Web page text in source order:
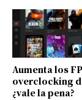
Aumenta los
overclocking
¿vale la pena?